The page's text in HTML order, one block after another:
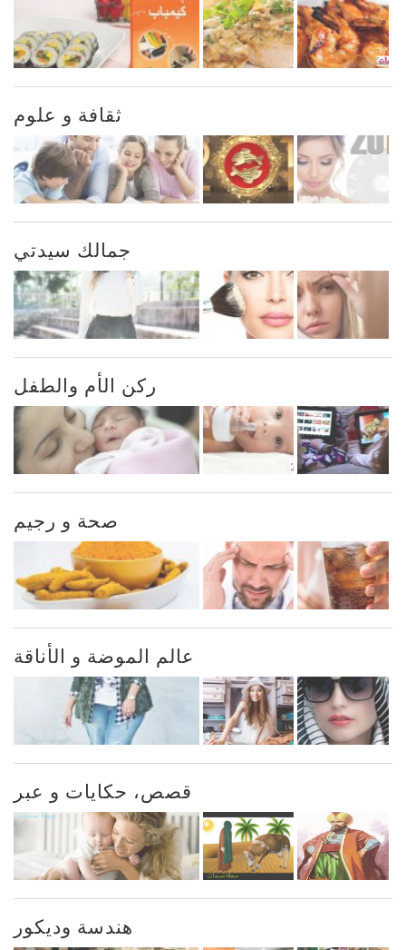
ثقافة و علوم
جمالك سيدتي
ركن الأم والطفل
صحة و رجيم
عالم الموضة و الأناقة
قصص، حكايات و عبر
هندسة وديكور